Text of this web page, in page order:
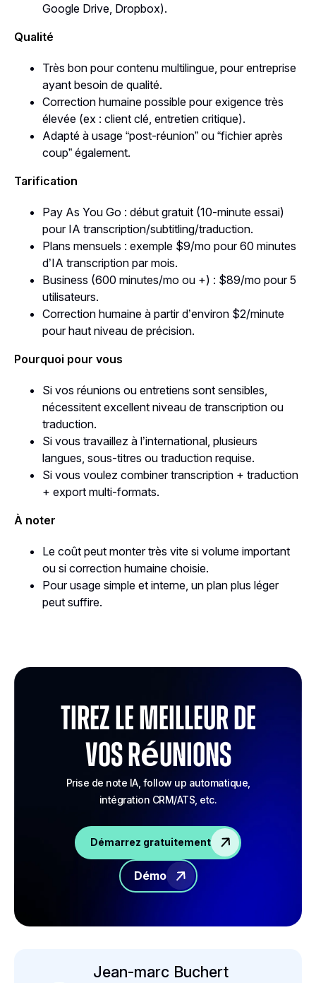
Google Drive, Dropbox).
Qualité
Très bon pour contenu multilingue, pour entreprise
ayant besoin de qualité.
Correction humaine possible pour exigence très
élevée (ex : client clé, entretien critique).
Adapté à usage “post-réunion” ou “fichier après
coup” également.
Tarification
Pay As You Go : début gratuit (10-minute essai)
pour IA transcription/subtitling/traduction.
Plans mensuels : exemple $9/mo pour 60 minutes
d’IA transcription par mois.
Business (600 minutes/mo ou +) : $89/mo pour 5
utilisateurs.
Correction humaine à partir d’environ $2/minute
pour haut niveau de précision.
Pourquoi pour vous
Si vos réunions ou entretiens sont sensibles,
nécessitent excellent niveau de transcription ou
traduction.
Si vous travaillez à l’international, plusieurs
langues, sous-titres ou traduction requise.
Si vous voulez combiner transcription + traduction
+ export multi-formats.
À noter
Le coût peut monter très vite si volume important
ou si correction humaine choisie.
Pour usage simple et interne, un plan plus léger
peut suffire.
Tirez le meilleur de
vos réunions
Prise de note IA, follow up automatique,
intégration CRM/ATS, etc.
Démarrez gratuitement
Démo
Jean-marc Buchert